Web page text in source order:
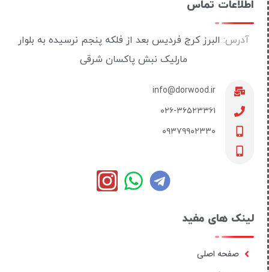
اطلاعات تماس
آدرس: البرز کرج فردیس بعد از فلکه پنجم نرسیده به بلوار
مارلیک نبش پاکسان شرقی
info@dorwood.ir
۰۲۶-۳۶۵۲۳۳۶۱
۰۹۳۷۹۹۰۲۳۳۰
لینک های مفید
صفحه اصلی